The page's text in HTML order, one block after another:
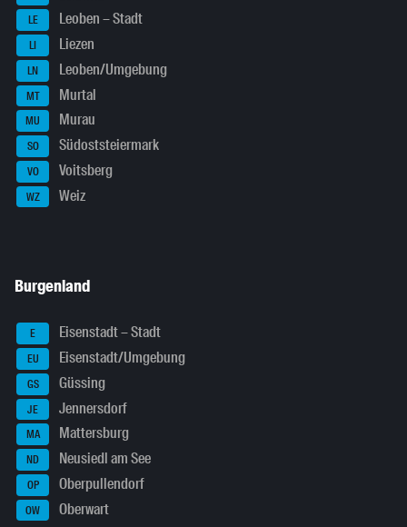
LE Leoben – Stadt
LI Liezen
LN Leoben/Umgebung
MT Murtal
MU Murau
SO Südoststeiermark
VO Voitsberg
WZ Weiz
Burgenland
E Eisenstadt – Stadt
EU Eisenstadt/Umgebung
GS Güssing
JE Jennersdorf
MA Mattersburg
ND Neusiedl am See
OP Oberpullendorf
OW Oberwart